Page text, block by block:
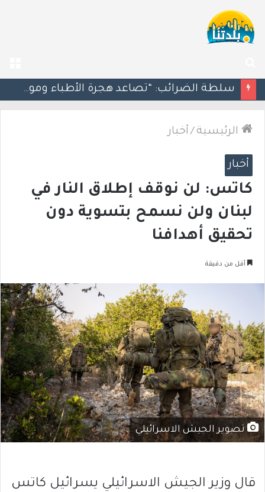
عن
مسؤول إسرائيلي: الحكومة اللبنانية وافقت على وجود الجيش الإسرائيلي داخل أراضيها
الرئيسية / أخبار
أخبار
كاتس: لن نوقف إطلاق النار في
لبنان ولن نسمح بتسوية دون
تحقيق أهدافنا
أقل من دقيقة
تصوير الجيش الاسرائيلي
قال وزير الجيش الاسرائيلي يسرائيل كاتس